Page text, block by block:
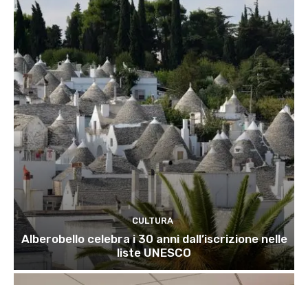
CULTURA
Alberobello celebra i 30 anni dall’iscrizione nelle
liste UNESCO